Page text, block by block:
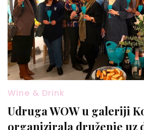
Wine & Drink
Udruga WOW u galeriji
organizirala druženje uz